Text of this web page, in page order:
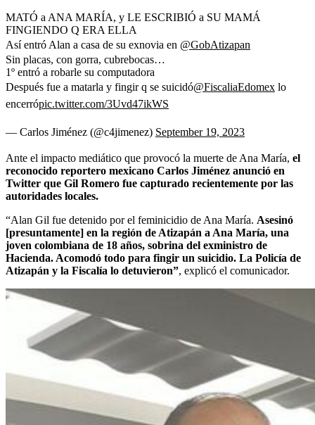
MATÓ a ANA MARÍA, y LE ESCRIBIÓ a SU MAMÁ
FINGIENDO Q ERA ELLA
Así entró Alan a casa de su exnovia en @GobAtizapan
Sin placas, con gorra, cubrebocas…
1º entró a robarle su computadora
Después fue a matarla y fingir q se suicidó@FiscaliaEdomex lo
encerrópic.twitter.com/3Uvd47ikWS
— Carlos Jiménez (@c4jimenez) September 19, 2023
Ante el impacto mediático que provocó la muerte de Ana María, el
reconocido reportero mexicano Carlos Jiménez anunció en
Twitter que Gil Romero fue capturado recientemente por las
autoridades locales.
“Alan Gil fue detenido por el feminicidio de Ana María. Asesinó
[presuntamente] en la región de Atizapán a Ana María, una
joven colombiana de 18 años, sobrina del exministro de
Hacienda. Acomodó todo para fingir un suicidio. La Policía de
Atizapán y la Fiscalía lo detuvieron”, explicó el comunicador.